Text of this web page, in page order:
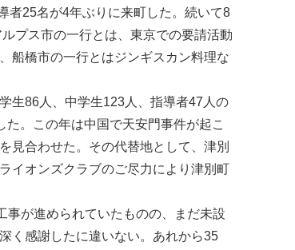
者25名が4年ぶりに来町した。続いて8
プス市の一行とは、東京での要請活動
船橋市の一行とはジンギスカン料理な
生86人、中学生123人、指導者47人の
。この年は中国で天安門事件が起こ
見合わせた。その代替地として、津別
イオンズクラブのご尽力により津別町
事が進められていたものの、まだ未設
く感謝したに違いない。あれから35